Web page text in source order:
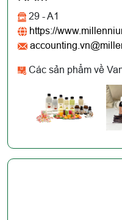
29 - A1
https://
Các sản phẩm về